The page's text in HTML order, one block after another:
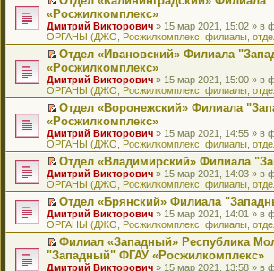
н
ю
о
б
щ
е
н
ю
н
м
у
с
о
б
щ
е
н
ю
ч
т
а
н
н
м
у
с
о
б
щ
е
н
и
ю
н
п
р
о
ч
т
а
н
н
м
у
с
о
о
б
щ
е
н
и
ю
р
о
м
у
н
п
р
о
ч
т
а
н
н
о
м
у
с
о
о
б
щ
е
т
к
п
е
р
о
м
у
н
п
р
о
ч
и
т
а
н
н
о
м
у
с
П
р
е
й
т
к
п
е
р
о
м
у
н
е
п
р
о
ч
и
т
а
н
«Росжилкомплекс»
Дмитрий Викторович » 15 мар 2021, 15:02 » в
ОРГАНЫ (ДЖО, Росжилкомплекс, филиалы,
П
р
е
й
т
к
п
е
р
в
о
м
у
н
е
п
р
о
Отдел «Ивановский» Филиала
«Росжилкомплекс»
Дмитрий Викторович » 15 мар 2021, 15:00 » в
ОРГАНЫ (ДЖО, Росжилкомплекс, филиалы,
П
р
е
й
т
и
к
п
е
р
в
о
м
у
Отдел «Воронежский» Филиала
«Росжилкомплекс»
Дмитрий Викторович » 15 мар 2021, 14:55 » в
ОРГАНЫ (ДЖО, Росжилкомплекс, филиалы,
П
е
р
е
й
т
и
к
п
е
Отдел «Владимирский» Филиала
Дмитрий Викторович » 15 мар 2021, 14:03 » в
ОРГАНЫ (ДЖО, Росжилкомплекс, филиалы,
П
е
р
е
й
т
Отдел «Брянский» Филиала
Дмитрий Викторович » 15 мар 2021, 14:01 » в
ОРГАНЫ (ДЖО, Росжилкомплекс, филиалы,
П
е
Филиал «Западный» Республика
"Западный" ФГАУ «Росжилкомплекс»
Дмитрий Викторович » 15 мар 2021, 13:58 » в